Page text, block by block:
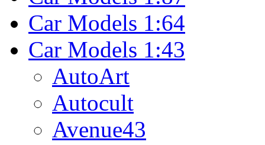
Car Models 1:64
Car Models 1:43
AutoArt
Autocult
Avenue43